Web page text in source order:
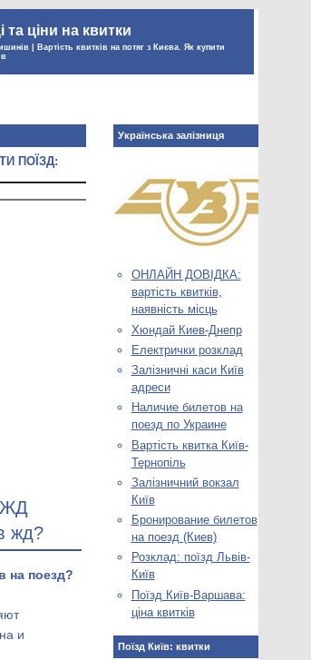
та ціни на квитки
| Вартість квитків на потяг з Києва. Як купити
ПОЇЗД:
ЖД
жд?
на поезд?
и
Українська залізниця
ОНЛАЙН ДОВІДКА:
вартість квитків,
наявність місць
Хюндай Киев-Днепр
Електрички розклад
Залізничні каси Київ
адреси
Наличие билетов на
поезд по Украине
Вартість квитка Київ-
Тернопіль
Залізничний вокзал
Київ
Бронирование билетов
на поезд (Киев)
Розклад: поїзд Львів-
Київ
Поїзд Київ-Варшава:
ціна квитків
Поїзд Київ: квитки